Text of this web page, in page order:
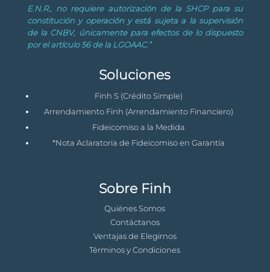
E.N.R., no requiere autorización de la SHCP para su
constitución y operación y está sujeta a la supervisión
de la CNBV, únicamente para efectos de lo dispuesto
por el artículo 56 de la LGOAAC.”
Soluciones
Finh S (Crédito Simple)
Arrendamiento Finh (Arrendamiento Financiero)
Fideicomiso a la Medida
*Nota Aclaratoria de Fideicomiso en Garantía
Sobre Finh
Quiénes Somos
Contáctanos
Ventajas de Elegirnos
Términos y Condiciones